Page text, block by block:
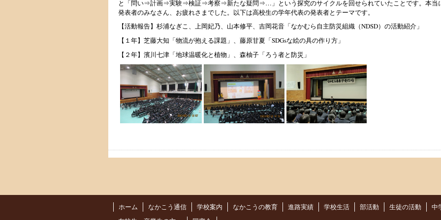
と「問い⇒計画⇒実験⇒検証⇒考察⇒新たな疑問⇒…」という探究のサイクルを回せられていたことです。本当
発表者のみなさん、お疲れさまでした。 以下は高校生の学年代表の発表者とテーマです。
【活動報告】杉浦なぎこ、上岡妃乃、山本修平、吉岡花音「なかむら自主防災組織（NDSD）の活動紹介」
【１年】芝藤大知「物流が抱える課題」、藤原甘夏「SDGsな絵の具の作り方」
【２年】濱川七津「地球温暖化と植物」、森柚子「ろう者と防災」
ホーム なかこう通信 学校案内 なかこうの教育 進路実績 学校生活 部活動 生徒の活動
中